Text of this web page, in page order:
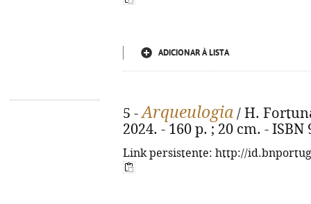
ADICIONAR À LISTA
5 -Arqueulogia / H.
2024. - 160 p. ; 20 cm. - ISBN
Link persistente: http://